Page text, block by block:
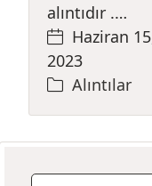
alıntıdır .…
Haziran
2023
Alıntılar